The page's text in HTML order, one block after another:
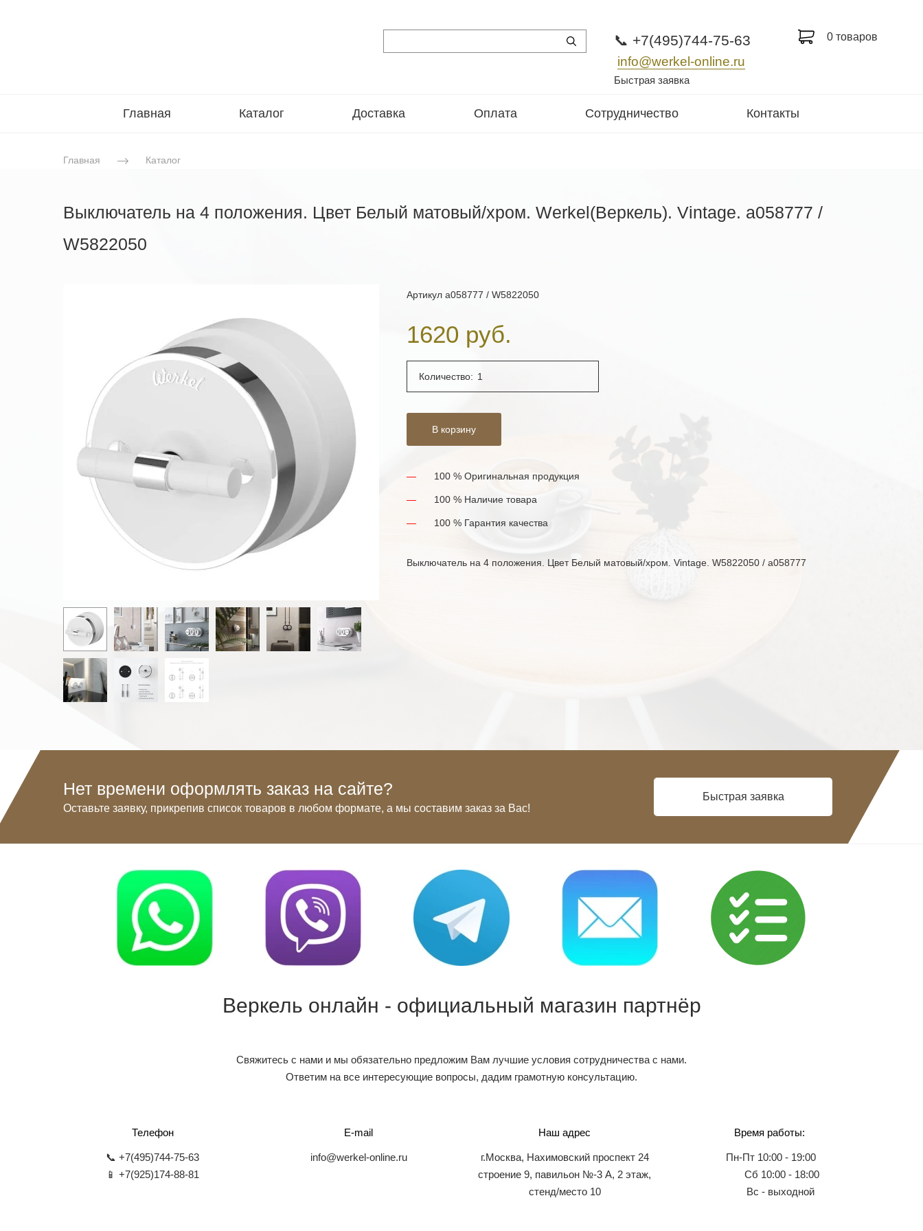
📞 +7(495)744-75-63
info@werkel-online.ru
Быстрая заявка
0 товаров
Главная Каталог Доставка Оплата Сотрудничество Контакты
Главная Каталог
Выключатель на 4 положения. Цвет Белый матовый/хром. Werkel(Веркель). Vintage. a058777 /
W5822050
Артикул a058777 / W5822050
1620 руб.
Количество:
В корзину
100 % Оригинальная продукция
100 % Наличие товара
100 % Гарантия качества
Выключатель на 4 положения. Цвет Белый матовый/хром. Vintage. W5822050 / a058777
Нет времени оформлять заказ на сайте?
Оставьте заявку, прикрепив список товаров в любом формате, а мы составим заказ за Вас!
Быстрая заявка
Веркель онлайн - официальный магазин партнёр
Свяжитесь с нами и мы обязательно предложим Вам лучшие условия сотрудничества с нами.
Ответим на все интересующие вопросы, дадим грамотную консультацию.
Телефон
📞 +7(495)744-75-63
📱 +7(925)174-88-81
E-mail
info@werkel-online.ru
Наш адрес
г.Москва, Нахимовский проспект 24
строение 9, павильон №-3 А, 2 этаж,
стенд/место 10
Время работы:
Пн-Пт 10:00 - 19:00
Сб 10:00 - 18:00
Вс - выходной